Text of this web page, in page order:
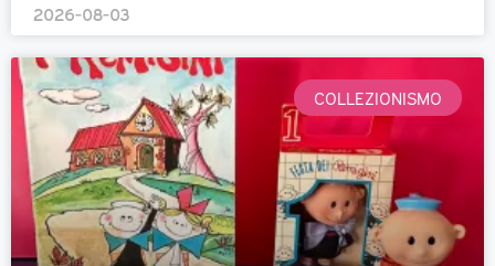
2026-08-03
COLLEZIONISMO